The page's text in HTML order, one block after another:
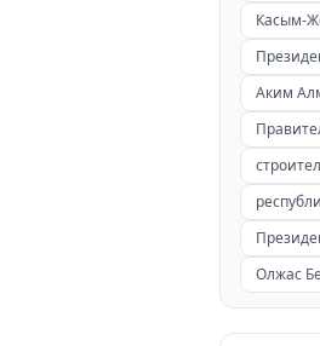
Касым-
Аким
Олжас